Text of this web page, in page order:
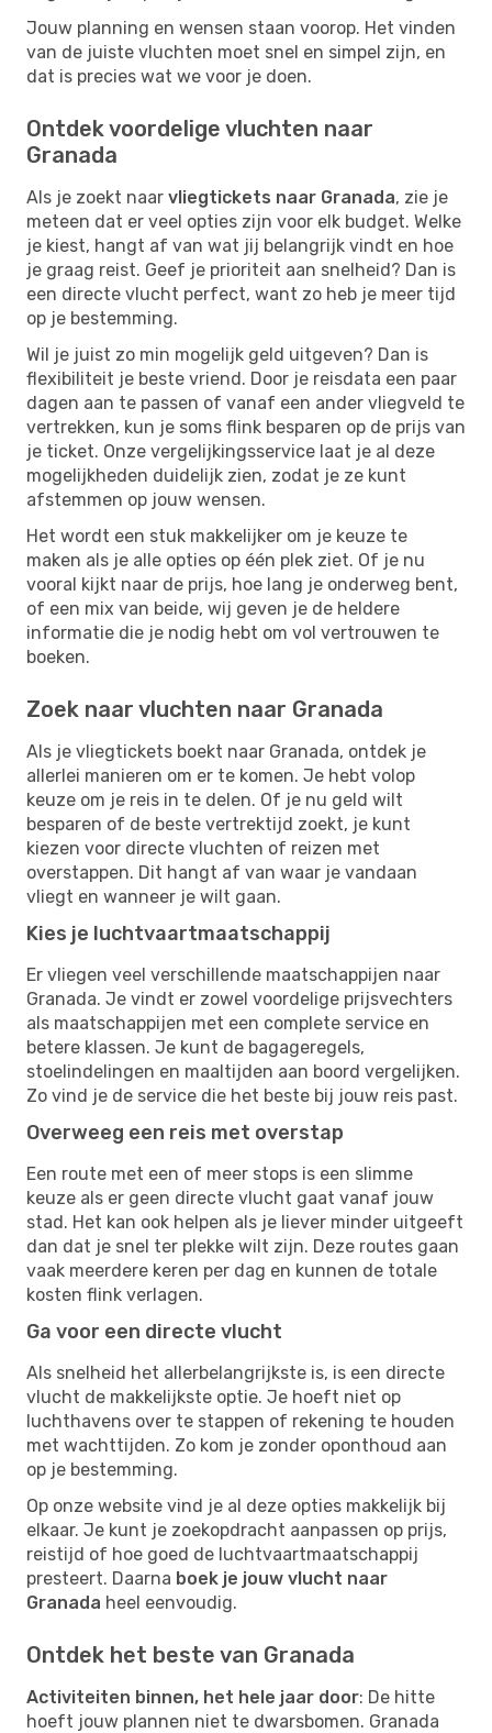
Jouw planning en wensen staan voorop. Het vinden
van de juiste vluchten moet snel en simpel zijn, en
dat is precies wat we voor je doen.
Ontdek voordelige vluchten naar
Granada
Als je zoekt naar vliegtickets naar Granada, zie je
meteen dat er veel opties zijn voor elk budget. Welke
je kiest, hangt af van wat jij belangrijk vindt en hoe
je graag reist. Geef je prioriteit aan snelheid? Dan is
een directe vlucht perfect, want zo heb je meer tijd
op je bestemming.
Wil je juist zo min mogelijk geld uitgeven? Dan is
flexibiliteit je beste vriend. Door je reisdata een paar
dagen aan te passen of vanaf een ander vliegveld te
vertrekken, kun je soms flink besparen op de prijs van
je ticket. Onze vergelijkingsservice laat je al deze
mogelijkheden duidelijk zien, zodat je ze kunt
afstemmen op jouw wensen.
Het wordt een stuk makkelijker om je keuze te
maken als je alle opties op één plek ziet. Of je nu
vooral kijkt naar de prijs, hoe lang je onderweg bent,
of een mix van beide, wij geven je de heldere
informatie die je nodig hebt om vol vertrouwen te
boeken.
Zoek naar vluchten naar Granada
Als je vliegtickets boekt naar Granada, ontdek je
allerlei manieren om er te komen. Je hebt volop
keuze om je reis in te delen. Of je nu geld wilt
besparen of de beste vertrektijd zoekt, je kunt
kiezen voor directe vluchten of reizen met
overstappen. Dit hangt af van waar je vandaan
vliegt en wanneer je wilt gaan.
Kies je luchtvaartmaatschappij
Er vliegen veel verschillende maatschappijen naar
Granada. Je vindt er zowel voordelige prijsvechters
als maatschappijen met een complete service en
betere klassen. Je kunt de bagageregels,
stoelindelingen en maaltijden aan boord vergelijken.
Zo vind je de service die het beste bij jouw reis past.
Overweeg een reis met overstap
Een route met een of meer stops is een slimme
keuze als er geen directe vlucht gaat vanaf jouw
stad. Het kan ook helpen als je liever minder uitgeeft
dan dat je snel ter plekke wilt zijn. Deze routes gaan
vaak meerdere keren per dag en kunnen de totale
kosten flink verlagen.
Ga voor een directe vlucht
Als snelheid het allerbelangrijkste is, is een directe
vlucht de makkelijkste optie. Je hoeft niet op
luchthavens over te stappen of rekening te houden
met wachttijden. Zo kom je zonder oponthoud aan
op je bestemming.
Op onze website vind je al deze opties makkelijk bij
elkaar. Je kunt je zoekopdracht aanpassen op prijs,
reistijd of hoe goed de luchtvaartmaatschappij
presteert. Daarna boek je jouw vlucht naar
Granada heel eenvoudig.
Ontdek het beste van Granada
Activiteiten binnen, het hele jaar door: De hitte
hoeft jouw plannen niet te dwarsbomen. Granada